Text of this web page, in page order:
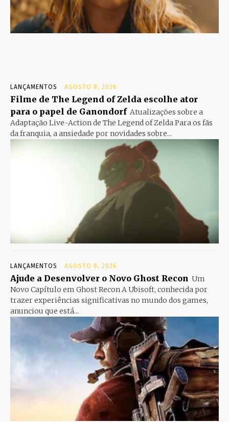
LANÇAMENTOS AGOSTO 8, 2026
Filme de The Legend of Zelda escolhe ator
para o papel de Ganondorf Atualizações sobre a
Adaptação Live-Action de The Legend of Zelda Para os fãs
da franquia, a ansiedade por novidades sobre...
LANÇAMENTOS AGOSTO 8, 2026
Ajude a Desenvolver o Novo Ghost Recon Um
Novo Capítulo em Ghost Recon A Ubisoft, conhecida por
trazer experiências significativas no mundo dos games,
anunciou que está...